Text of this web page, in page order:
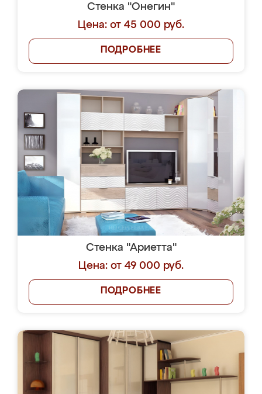
Стенка "Онегин"
Цена: от 45 000 руб.
ПОДРОБНЕЕ
Стенка "Ариетта"
Цена: от 49 000 руб.
ПОДРОБНЕЕ